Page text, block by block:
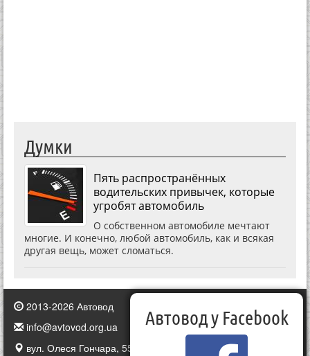
Думки
Пять распространённых
водительских привычек, которые
угробят автомобиль
О собственном автомобиле мечтают
многие. И конечно, любой автомобиль, как и всякая
другая вещь, может сломаться.
2013-2026 Автовод
info@avtovod.org.ua
вул. Олеся Гончара, 55, Київ, Україна
Автовод у Facebook